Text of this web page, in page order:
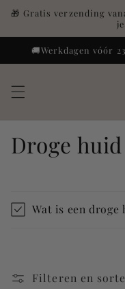
naar de
🎁 Gratis verzending
🚚Werkdagen vóór
Droge huid
Wat is een droge
Filteren en